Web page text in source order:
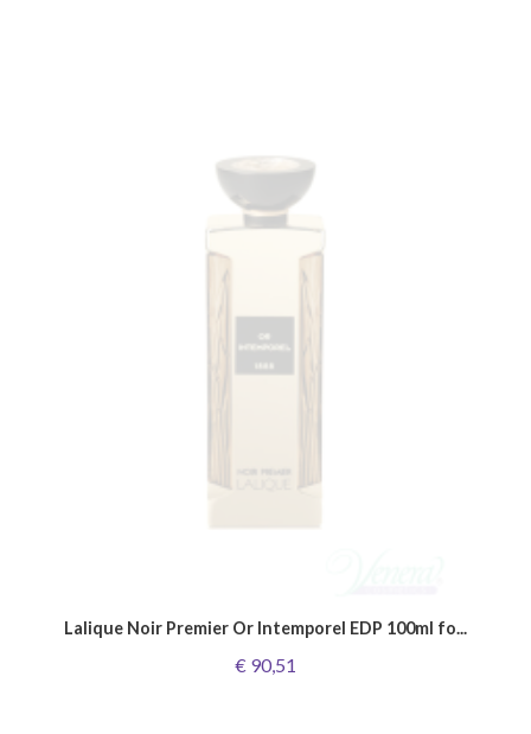
Lalique Noir Premier Or Intemporel EDP 100ml fo...
€ 90,51